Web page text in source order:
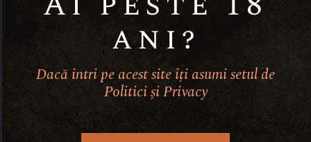
ani?
Dacă intri pe acest site îți asumi setul de
Politici și Privacy
Ut enim ad minim
Skills
wine glass